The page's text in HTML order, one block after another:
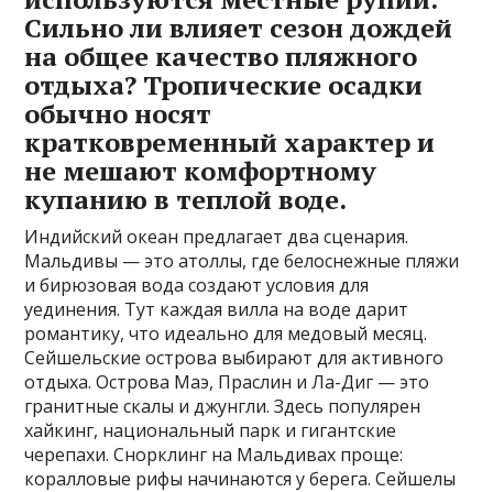
Сильно ли влияет сезон дождей
на общее качество пляжного
отдыха? Тропические осадки
обычно носят
кратковременный характер и
не мешают комфортному
купанию в теплой воде.
Индийский океан предлагает два сценария.
Мальдивы — это атоллы, где белоснежные пляжи
и бирюзовая вода создают условия для
уединения. Тут каждая вилла на воде дарит
романтику, что идеально для медовый месяц.
Сейшельские острова выбирают для активного
отдыха. Острова Маэ, Праслин и Ла-Диг — это
гранитные скалы и джунгли. Здесь популярен
хайкинг, национальный парк и гигантские
черепахи. Снорклинг на Мальдивах проще:
коралловые рифы начинаются у берега. Сейшелы